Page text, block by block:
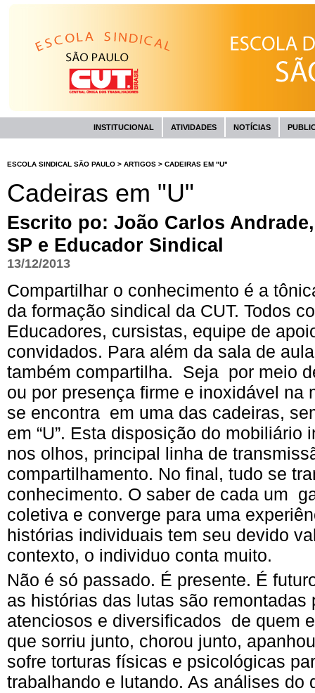
INSTITUCIONAL ATIVIDADES NOTÍCIAS
ESCOLA SINDICAL SÃO PAULO > ARTIGOS > CADEIRAS EM "U"
Cadeiras em "U"
Escrito po: João Carlos
SP e Educador Sindical
13/12/2013
Compartilhar o conhecimento é a
da formação sindical da CUT. Todos
Educadores, cursistas, equipe de
convidados. Para além da sala de
também compartilha. Seja por meio
ou por presença firme e inoxidável na
se encontra em uma das cadeiras,
em “U”. Esta disposição do
nos olhos, principal linha de
compartilhamento. No final, tudo se
conhecimento. O saber de cada um
coletiva e converge para uma
histórias individuais tem seu devido
contexto, o individuo conta muito.
Não é só passado. É presente. É
as histórias das lutas são remontadas
atenciosos e diversificados de quem
que sorriu junto, chorou junto,
sofre torturas físicas e psicológicas
trabalhando e lutando. As análises do